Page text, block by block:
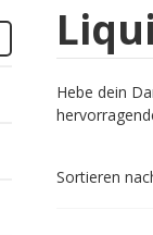
Hebe dein
Sortieren